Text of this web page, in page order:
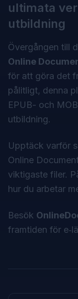
ultimata
utbildning
Övergången till
Online
för att göra det
pålitligt, denna
EPUB- och
utbildning.
Upptäck varför
Online
viktigaste filer.
hur du arbetar
Besök
framtiden för